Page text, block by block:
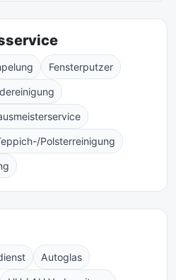
Fensterputzer
Polsterreinigung
Autoglas